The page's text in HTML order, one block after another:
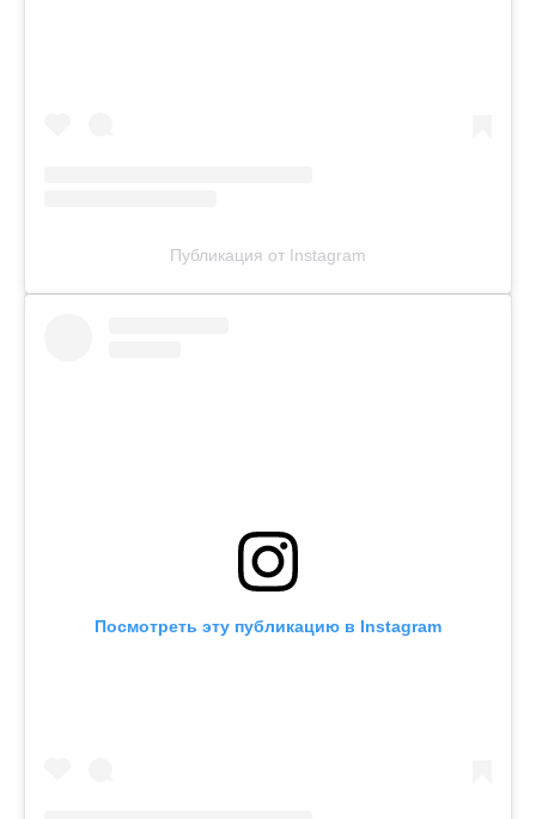
Публикация от Instagram
Посмотреть эту публикацию в Instagram